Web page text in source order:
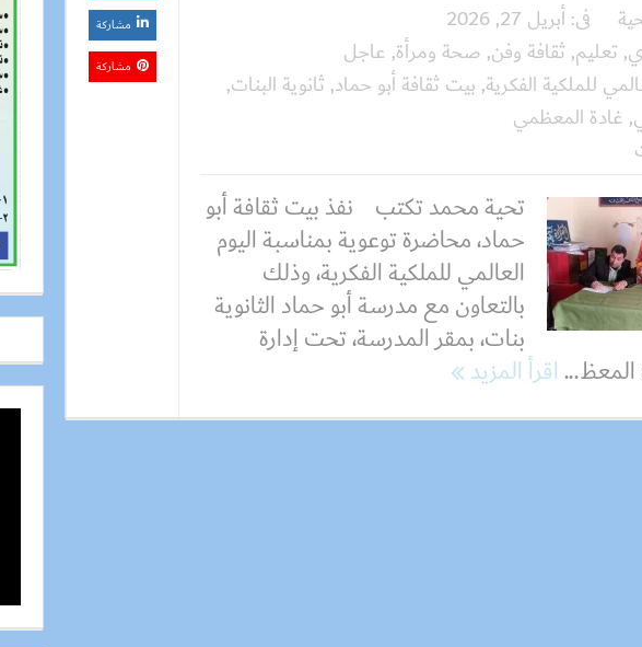
فى:أبريل 27, 2026
, تعليم, ثقافة وفن, صحة ومرأة, عاجل
للملكية الفكرية, بيت ثقافة أبو حماد, ثانوية البنات,
, غادة المعظمي
تحية محمد تكتب نفذ بيت ثقافة أبو
حماد، محاضرة توعوية بمناسبة اليوم
العالمي للملكية الفكرية، وذلك
بالتعاون مع مدرسة أبو حماد الثانوية
بنات، بمقر المدرسة، تحت إدارة
المعظ...اقرأ المزيد
مشاركة
مشاركة